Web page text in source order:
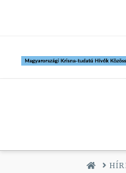
HOME